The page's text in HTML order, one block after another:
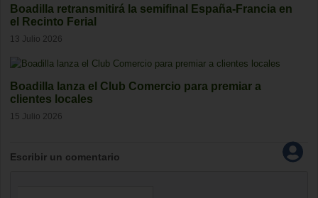
Boadilla retransmitirá la semifinal España-Francia en
el Recinto Ferial
13 Julio 2026
Boadilla lanza el Club Comercio para premiar a
clientes locales
15 Julio 2026
Escribir un comentario